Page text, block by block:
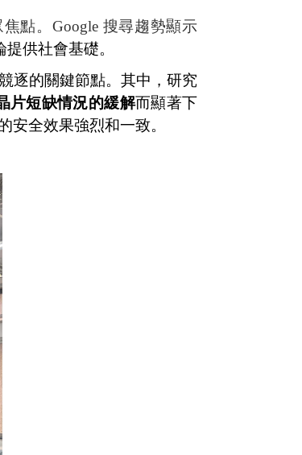
點。 Google 搜尋趨勢顯示
供社會基礎。
逐的關鍵節點。 其中，研究
片短缺情況的緩解而顯著下
全效果強烈和一致。